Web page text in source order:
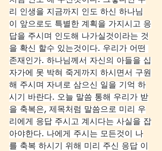
리 인생을 지금까지 인도 하신 하나님
이 앞으로도 특별한 계획을 가지시고 응
답을 주시며 인도해 나가실것이라는 것
을 확신 할수 있는것이다. 우리가 어떤
존재인가. 하나님께서 자신의 아들을 십
자가에 못 박혀 죽게까지 하시면서 구원
해 주시며 자녀로 삼으신 일을 기억 하
시기 바란다. 오늘 말씀 통해 우리가 받
을 축복은, 제목처럼 말씀으로 미리 우
리에게 응답 주시고 계시다는 사실을 잡
아야한다. 나에게 주시는 모든것이 나
를 축복 하시기 위해 미리 주신 응답 이